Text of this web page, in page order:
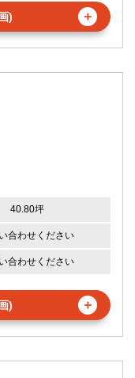
) ＋
40.80坪
合わせください
合わせください
) ＋